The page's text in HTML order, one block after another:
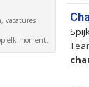
vacatures
elk moment.